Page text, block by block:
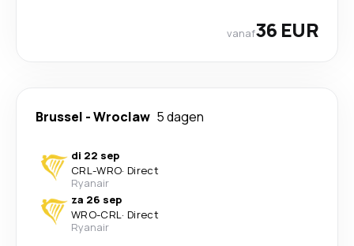
vanaf36 EUR
Brussel -Wroclaw 5 dagen
di 22 sep
CRL-WRO· Direct
Ryanair
za 26 sep
WRO-CRL· Direct
Ryanair